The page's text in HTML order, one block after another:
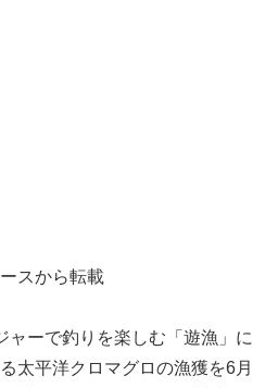
スから転載
ャーで釣りを楽しむ「遊漁」に
太平洋クロマグロの漁獲を6月